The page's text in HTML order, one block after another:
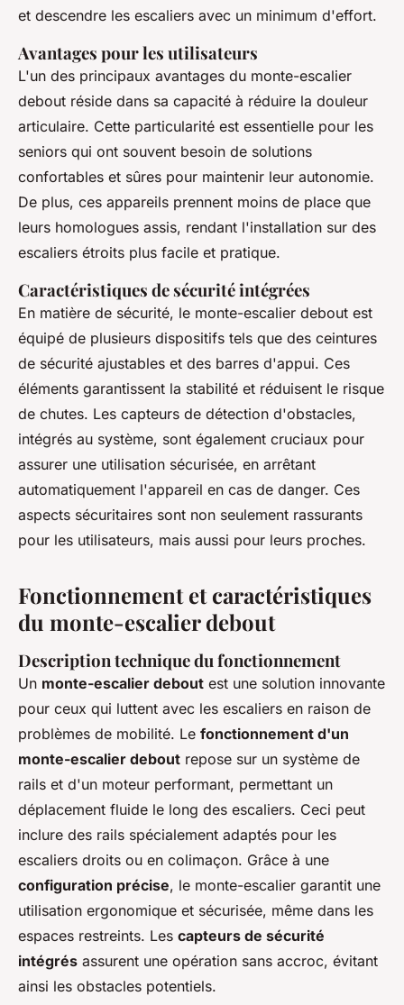
et descendre les escaliers avec un minimum d'effort.
Avantages pour les utilisateurs
L'un des principaux avantages du monte-escalier
debout réside dans sa capacité à réduire la douleur
articulaire. Cette particularité est essentielle pour les
seniors qui ont souvent besoin de solutions
confortables et sûres pour maintenir leur autonomie.
De plus, ces appareils prennent moins de place que
leurs homologues assis, rendant l'installation sur des
escaliers étroits plus facile et pratique.
Caractéristiques de sécurité intégrées
En matière de sécurité, le monte-escalier debout est
équipé de plusieurs dispositifs tels que des ceintures
de sécurité ajustables et des barres d'appui. Ces
éléments garantissent la stabilité et réduisent le risque
de chutes. Les capteurs de détection d'obstacles,
intégrés au système, sont également cruciaux pour
assurer une utilisation sécurisée, en arrêtant
automatiquement l'appareil en cas de danger. Ces
aspects sécuritaires sont non seulement rassurants
pour les utilisateurs, mais aussi pour leurs proches.
Fonctionnement et caractéristiques
du monte-escalier debout
Description technique du fonctionnement
Un monte-escalier debout est une solution innovante
pour ceux qui luttent avec les escaliers en raison de
problèmes de mobilité. Le fonctionnement d'un
monte-escalier debout repose sur un système de
rails et d'un moteur performant, permettant un
déplacement fluide le long des escaliers. Ceci peut
inclure des rails spécialement adaptés pour les
escaliers droits ou en colimaçon. Grâce à une
configuration précise, le monte-escalier garantit une
utilisation ergonomique et sécurisée, même dans les
espaces restreints. Les capteurs de sécurité
intégrés assurent une opération sans accroc, évitant
ainsi les obstacles potentiels.